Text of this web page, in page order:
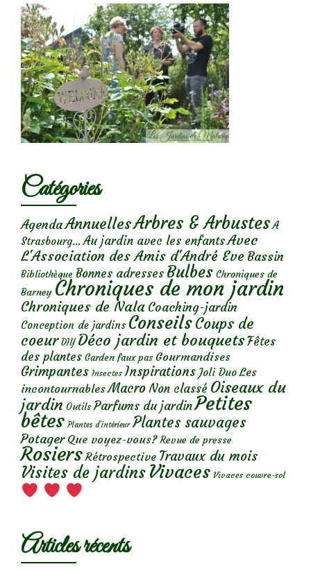
Catégories
AgendaAnnuellesArbres & Arbustes A
Strasbourg... Au jardin avec les enfantsAvec
L'Association des Amis d'André Eve Bassin
Bibliothèque Bonnes adresses Bulbes Chroniques de
Barney Chroniques de mon jardin
Chroniques de Nala Coaching-jardin
Conception de jardins ConseilsCoups de
coeur DIY Déco jardin et bouquetsFêtes
des plantes Garden faux pas Gourmandises
Grimpantes Insectes Inspirations Joli Duo Les
incontournables Macro Non classé Oiseaux du
jardin Outils Parfums du jardinPetites
bêtes Plantes d’intérieur Plantes sauvages
Potager Que voyez-vous? Revue de presse
Rosiers Rétrospective Travaux du mois
Visites de jardins Vivaces Vivaces couvre-sol
Articles récents